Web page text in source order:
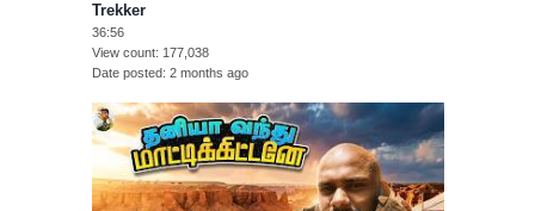
Trekker
36:56
View count
177,038
Date posted 2 months ago